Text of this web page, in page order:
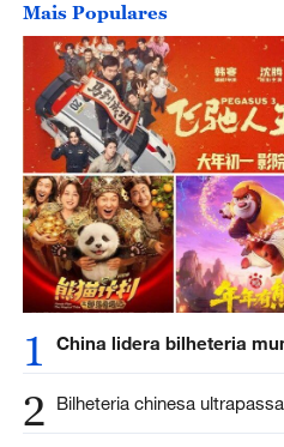
Mais Populares
1 China lidera bilheteria
2 Bilheteria chinesa